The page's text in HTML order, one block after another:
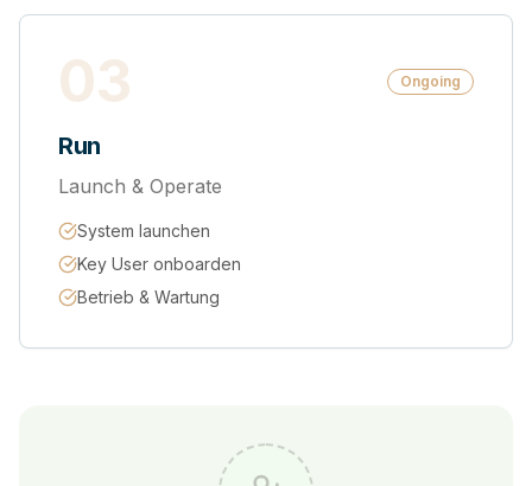
03 Ongoing
Run
Launch & Operate
System launchen
Key User onboarden
Betrieb & Wartung